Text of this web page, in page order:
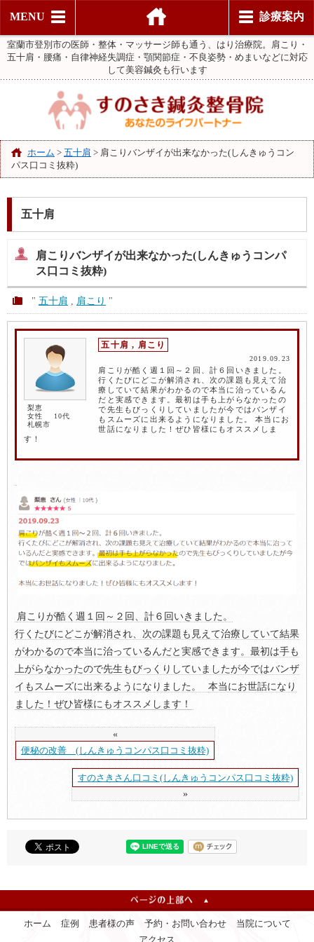
MENU 診療案内
室蘭市登別市の医師・整体・マッサージ師も通う、はり治療院。肩こり・
五十肩・腰痛・自律神経失調症・顎関節症・不良姿勢・めまいなどに対応
して美容鍼灸も行います
ホーム > 五十肩 > 肩こりバンザイが出来なかった(しんきゅうコン
パス口コミ抜粋)
五十肩
肩こりバンザイが出来なかった(しんきゅうコンパ
ス口コミ抜粋)
" 五十肩 肩こり "
梨恵
女性 10代
札幌市
五十肩 , 肩こり
2019.09.23
肩こりが酷く週１回～２回、計６回いきました。
行くたびにどこが解消され、次の課題も見えて治
療していて結果がわかるので本当に治っているん
だと実感できます。最初は手も上がらなかったの
で先生もびっくりしていましたが今ではバンザイ
もスムーズに出来るようになりました。 本当にお
世話になりました！ぜひ皆様にもオススメしま
す！
肩こりが酷く週１回～２回、計６回いきました。
行くたびにどこが解消され、次の課題も見えて治療していて結果
がわかるので本当に治っているんだと実感できます。最初は手も
上がらなかったので先生もびっくりしていましたが今ではバンザ
イもスムーズに出来るようになりました。
本当にお世話になり
ました！ぜひ皆様にもオススメします！
«
便秘の改善 (しんきゅうコンパス口コミ抜粋)
すのさきさん口コミ(しんきゅうコンパス口コミ抜粋)
»
ホーム 症例 患者様の声 予約・お問い合わせ
当院について
アクセス